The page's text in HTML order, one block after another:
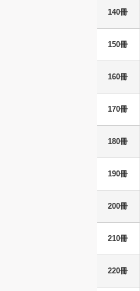
140冊
150冊
160冊
170冊
180冊
190冊
200冊
210冊
220冊